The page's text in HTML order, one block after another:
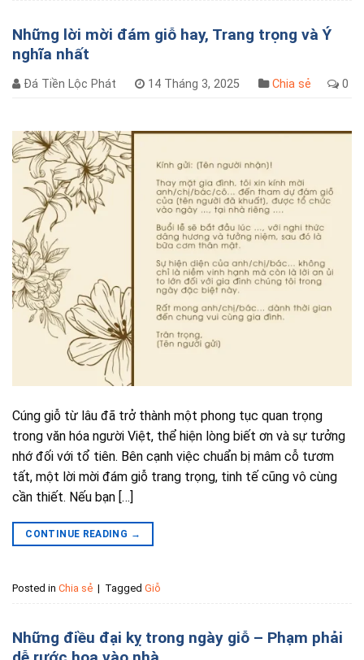
Những lời mời đám giỗ hay, Trang trọng và Ý
nghĩa nhất
Đá Tiền Lộc Phát 14 Tháng 3, 2025 Chia sẻ 0
Cúng giỗ từ lâu đã trở thành một phong tục quan trọng
trong văn hóa người Việt, thể hiện lòng biết ơn và sự tưởng
nhớ đối với tổ tiên. Bên cạnh việc chuẩn bị mâm cỗ tươm
tất, một lời mời đám giỗ trang trọng, tinh tế cũng vô cùng
cần thiết. Nếu bạn […]
CONTINUE READING →
Posted in Chia sẻ | Tagged Giỗ
Những điều đại kỵ trong ngày giỗ – Phạm phải